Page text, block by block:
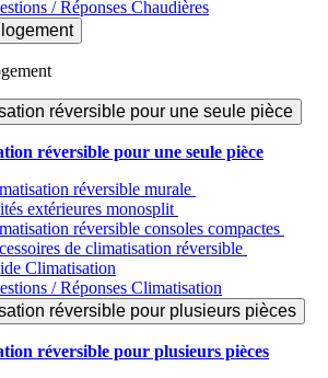
/ Réponses Chaudières
logement
réversible pour une seule pièce
réversible pour une seule pièce
réversible murale
extérieures monosplit
réversible consoles compactes
de climatisation réversible
Climatisation
/ Réponses Climatisation
réversible pour plusieurs pièces
réversible pour plusieurs pièces